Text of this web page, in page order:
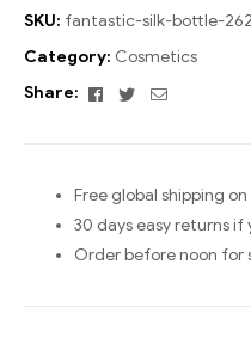
SKU: fantastic-silk-bottle-
Category: Cosmetics
Share:
Facebook
TwitterEmail
Free global shipping
30 days easy returns
Order before noon for